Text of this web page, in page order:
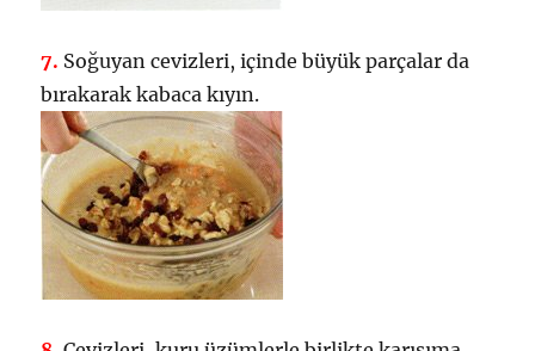
7. Soğuyan cevizleri, içinde büyük parçalar da
bırakarak kabaca kıyın.